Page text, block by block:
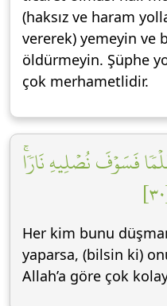
(haksız ve haram
vererek) yemeyin ve
öldürmeyin. Şüphe
çok merhametlidir.
فَسَوۡفَ نُصۡلِيهِ نَارٗاۚ
Her kim bunu
yaparsa, (bilsin ki)
Allah’a göre çok